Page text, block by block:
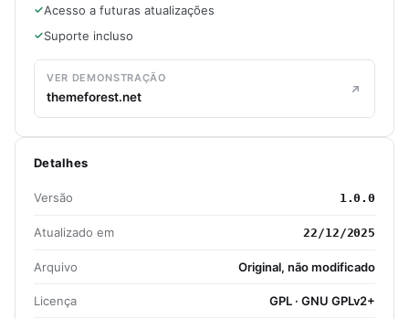
Acesso a futuras atualizações
Suporte incluso
VER DEMONSTRAÇÃO
themeforest.net
Detalhes
Versão 1.0.0
Atualizado em 22/12/2025
Arquivo Original, não modificado
Licença GPL · GNU GPLv2+